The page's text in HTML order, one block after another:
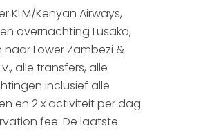
KLM/Kenyan Airways,
overnachting Lusaka,
Lower Zambezi &
alle transfers, alle
inclusief alle
en 2 x activiteit per dag
fee. De laatste